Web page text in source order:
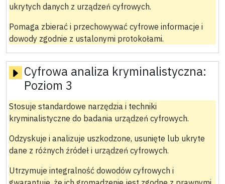
ukrytych danych z urządzeń cyfrowych.
Pomaga zbierać i przechowywać cyfrowe informacje i
dowody zgodnie z ustalonymi protokołami.
Cyfrowa analiza kryminalistyczna:
Poziom 3
Stosuje standardowe narzędzia i techniki
kryminalistyczne do badania urządzeń cyfrowych.
Odzyskuje i analizuje uszkodzone, usunięte lub ukryte
dane z różnych źródeł i urządzeń cyfrowych.
Utrzymuje integralność dowodów cyfrowych i